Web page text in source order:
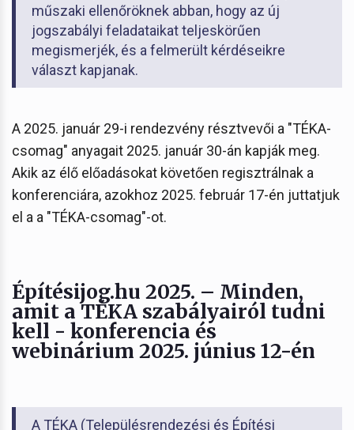
műszaki ellenőröknek abban, hogy az új
jogszabályi feladataikat teljeskörűen
megismerjék, és a felmerült kérdéseikre
választ kapjanak.
A 2025. január 29-i rendezvény résztvevői a "TÉKA-
csomag" anyagait 2025. január 30-án kapják meg.
Akik az élő előadásokat követően regisztrálnak a
konferenciára, azokhoz 2025. február 17-én juttatjuk
el a a "TÉKA-csomag"-ot.
Építésijog.hu 2025. – Minden,
amit a TÉKA szabályairól tudni
kell - konferencia és
webinárium 2025. június 12-én
A TÉKA (Településrendezési és Építési